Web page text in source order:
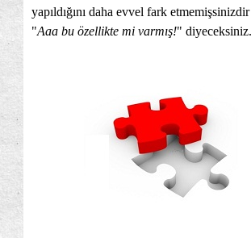
yapıldığını daha evvel fark
"Aaa bu özellikte mi varmış!"